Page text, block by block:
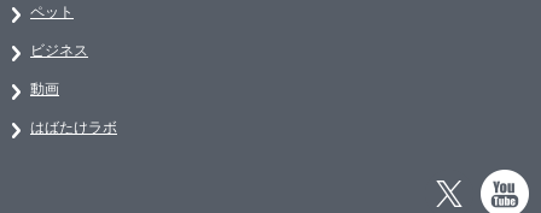
ペット
ビジネス
動画
はばたけラボ